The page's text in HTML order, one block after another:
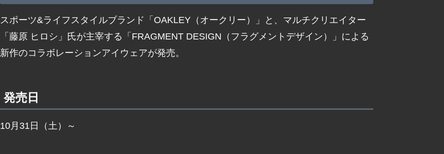
スポーツ&ライフスタイルブランド「OAKLEY（オークリー）」と、マルチクリエイター
「藤原 ヒロシ」氏が主宰する「FRAGMENT DESIGN（フラグメントデザイン）」による
新作のコラボレーションアイウェアが発売。
発売日
10月31日（土）～